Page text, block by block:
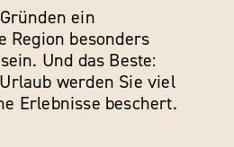
ein
Region besonders
Und das Beste:
werden Sie viel
Erlebnisse beschert.